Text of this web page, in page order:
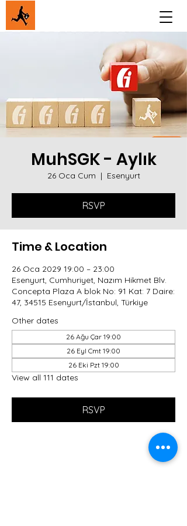
MuhSGK - Aylık
26 Oca Cum
  |
Esenyurt
RSVP
Time & Location
26 Oca 2029 19:00 – 23:00
Esenyurt, Cumhuriyet, Nazım Hikmet Blv.
Concepta Plaza A blok No: 91 Kat: 7 Daire:
47, 34515 Esenyurt/İstanbul, Türkiye
Other dates
26 Ağu Çar 19:00
26 Eyl Cmt 19:00
26 Eki Pzt 19:00
View all 111 dates
RSVP